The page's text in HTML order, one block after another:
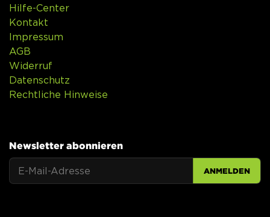
Hilfe-Center
Kontakt
Impressum
AGB
Widerruf
Datenschutz
Rechtliche Hinweise
Newsletter abonnieren
ANMELDEN